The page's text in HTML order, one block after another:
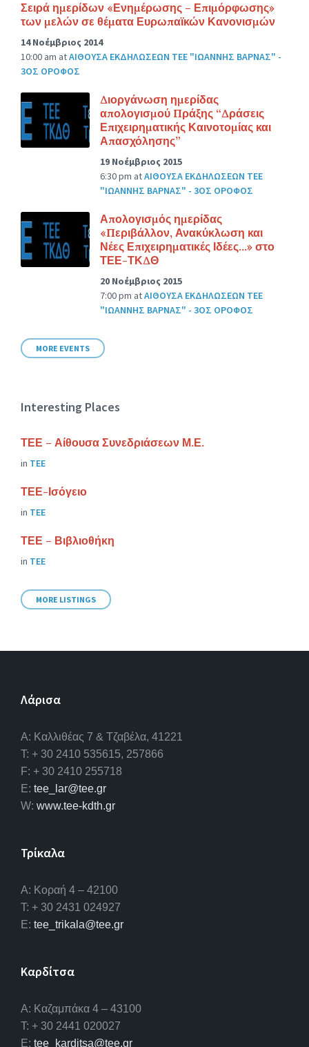
Σειρά ημερίδων «Ενημέρωσης – Επιμόρφωσης»
των μελών σε θέματα Ευρωπαϊκών Κανονισμών
14 Νοέμβριος 2014
10:00 am atΑΙΘΟΥΣΑ ΕΚΔΗΛΩΣΕΩΝ ΤΕΕ "ΙΩΑΝΝΗΣ ΒΑΡΝΑΣ" -
3ΟΣ ΟΡΟΦΟΣ
Διοργάνωση ημερίδας
απολογισμού Πράξης “Δράσεις
Επιχειρηματικής Καινοτομίας και
Απασχόλησης”
19 Νοέμβριος 2015
6:30 pm atΑΙΘΟΥΣΑ ΕΚΔΗΛΩΣΕΩΝ ΤΕΕ
"ΙΩΑΝΝΗΣ ΒΑΡΝΑΣ" - 3ΟΣ ΟΡΟΦΟΣ
Απολογισμός ημερίδας
«Περιβάλλον, Ανακύκλωση και
Νέες Επιχειρηματικές Ιδέες…» στο
ΤΕΕ-ΤΚΔΘ
20 Νοέμβριος 2015
7:00 pm atΑΙΘΟΥΣΑ ΕΚΔΗΛΩΣΕΩΝ ΤΕΕ
"ΙΩΑΝΝΗΣ ΒΑΡΝΑΣ" - 3ΟΣ ΟΡΟΦΟΣ
MORE EVENTS
Interesting Places
ΤΕΕ – Αίθουσα Συνεδριάσεων Μ.Ε.
in ΤΕΕ
ΤΕΕ-Ισόγειο
in ΤΕΕ
ΤΕΕ – Βιβλιοθήκη
in ΤΕΕ
MORE LISTINGS
Λάρισα
A: Καλλιθέας 7 & Τζαβέλα, 41221
T: + 30 2410 535615, 257866
F: + 30 2410 255718
E: tee_lar@tee.gr
W: www.tee-kdth.gr
Τρίκαλα
Α: Κοραή 4 – 42100
T: + 30 2431 024927
E: tee_trikala@tee.gr
Καρδίτσα
Α: Καζαμπάκα 4 – 43100
T: + 30 2441 020027
E: tee_karditsa@tee.gr